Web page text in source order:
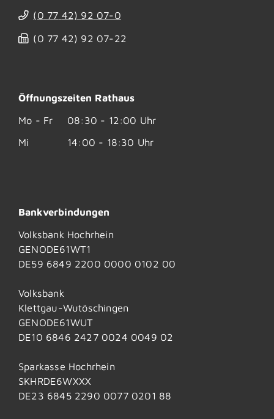
(0 77 42) 92 07-0
(0 77 42) 92 07-22
Öffnungszeiten Rathaus
Mo - Fr
08:30 - 12:00 Uhr
Mi
14:00 - 18:30 Uhr
Bankverbindungen
Volksbank Hochrhein
GENODE61WT1
DE59 6849 2200 0000 0102 00
Volksbank
Klettgau-Wutöschingen
GENODE61WUT
DE10 6846 2427 0024 0049 02
Sparkasse Hochrhein
SKHRDE6WXXX
DE23 6845 2290 0077 0201 88